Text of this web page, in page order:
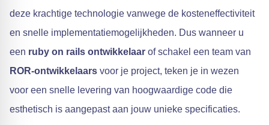
deze krachtige technologie vanwege de kosteneffectiviteit
en snelle implementatiemogelijkheden. Dus wanneer u
een ruby on rails ontwikkelaar of schakel een team van
ROR-ontwikkelaars voor je project, teken je in wezen
voor een snelle levering van hoogwaardige code die
esthetisch is aangepast aan jouw unieke specificaties.